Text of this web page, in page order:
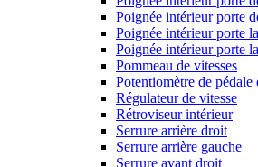
Poignée intérieur porte
Poignée intérieur porte
Poignée intérieur porte
Pommeau de vitesses
Potentiomètre de pédale
Régulateur de vitesse
Rétroviseur intérieur
Serrure arrière droit
Serrure arrière gauche
Serrure avant droit